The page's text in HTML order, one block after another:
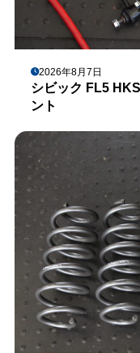
2026年8月7日
シビック FL5
ント